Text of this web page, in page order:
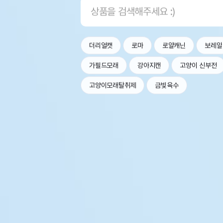
더리얼캣 로마 로얄캐닌 보레알
가필드모래 강아지캔 고양이 신부전
고양이모래탈취제 금빛육수